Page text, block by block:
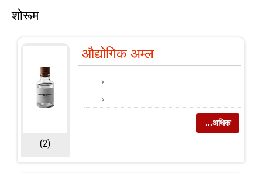
शोरूम
(2)
औद्योगिक अम्ल
...अधिक